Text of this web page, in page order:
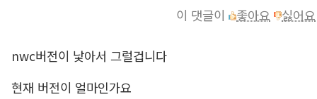
이 댓글이
좋아요 싫어요
nwc버전이 낯아서 그럴겁니다
현재 버전이 얼마인가요